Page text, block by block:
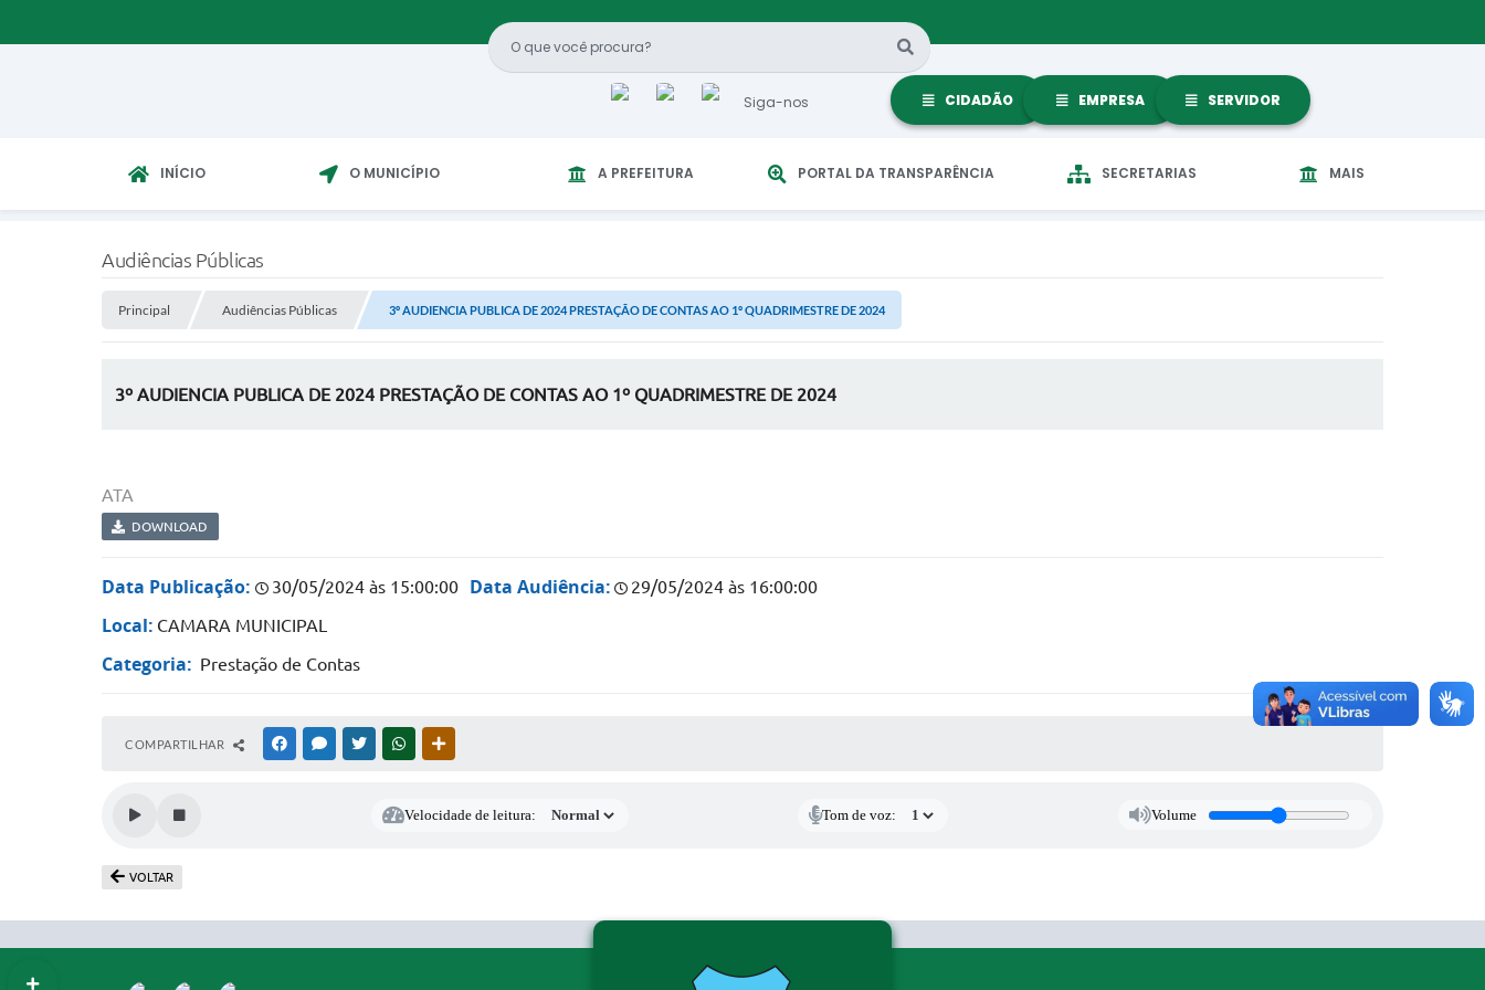
Siga-nos CIDADÃO EMPRESA SERVIDOR
INÍCIO O MUNICÍPIO A PREFEITURA PORTAL DA TRANSPARÊNCIA SECRETARIAS MAIS
Audiências Públicas
Principal Audiências Públicas 3º AUDIENCIA PUBLICA DE 2024 PRESTAÇÃO DE CONTAS AO 1º QUADRIMESTRE DE 2024
3º AUDIENCIA PUBLICA DE 2024 PRESTAÇÃO DE CONTAS AO 1º QUADRIMESTRE DE 2024
ATA
DOWNLOAD
Data Publicação: 30/05/2024 às 15:00:00 Data Audiência: 29/05/2024 às 16:00:00
Local: CAMARA MUNICIPAL
Categoria: Prestação de Contas
COMPARTILHAR FACEBOOKMESSENGER
TWITTERWHATSAPP
Velocidade de leitura: Tom de voz: Volume
VOLTAR